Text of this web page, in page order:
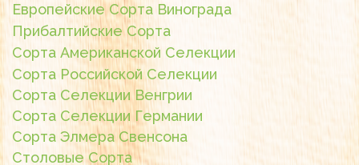
Европейские Сорта Винограда
Прибалтийские Сорта
Сорта Американской Селекции
Сорта Российской Селекции
Сорта Селекции Венгрии
Сорта Селекции Германии
Сорта Элмера Свенсона
Столовые Сорта